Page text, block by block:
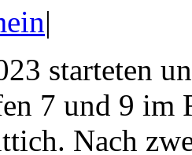
|
starteten
7 und 9 im
Nach